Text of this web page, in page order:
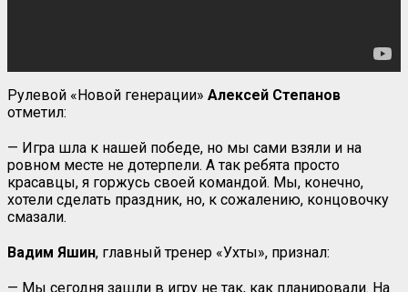
Рулевой «Новой генерации» Алексей Степанов
отметил:
— Игра шла к нашей победе, но мы сами взяли и на
ровном месте не дотерпели. А так ребята просто
красавцы, я горжусь своей командой. Мы, конечно,
хотели сделать праздник, но, к сожалению, концовочку
смазали.
Вадим Яшин, главный тренер «Ухты», признал:
— Мы сегодня зашли в игру не так, как планировали. На